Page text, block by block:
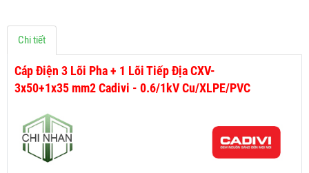
Chi tiết
Cáp Điện 3 Lõi Pha + 1 Lõi Tiếp Địa CXV-
3x50+1x35 mm2 Cadivi - 0.6/1kV Cu/XLPE/PVC